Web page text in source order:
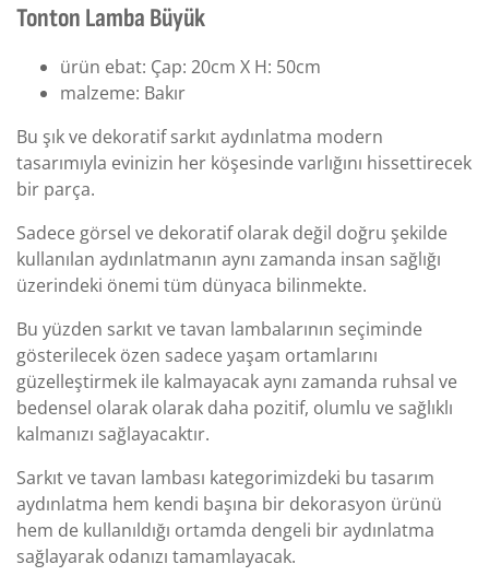
Tonton Lamba Büyük
ürün ebat: Çap: 20cm X H: 50cm
malzeme: Bakır
Bu şık ve dekoratif sarkıt aydınlatma modern
tasarımıyla evinizin her köşesinde varlığını hissettirecek
bir parça.
Sadece görsel ve dekoratif olarak değil doğru şekilde
kullanılan aydınlatmanın aynı zamanda insan sağlığı
üzerindeki önemi tüm dünyaca bilinmekte.
Bu yüzden sarkıt ve tavan lambalarının seçiminde
gösterilecek özen sadece yaşam ortamlarını
güzelleştirmek ile kalmayacak aynı zamanda ruhsal ve
bedensel olarak olarak daha pozitif, olumlu ve sağlıklı
kalmanızı sağlayacaktır.
Sarkıt ve tavan lambası kategorimizdeki bu tasarım
aydınlatma hem kendi başına bir dekorasyon ürünü
hem de kullanıldığı ortamda dengeli bir aydınlatma
sağlayarak odanızı tamamlayacak.